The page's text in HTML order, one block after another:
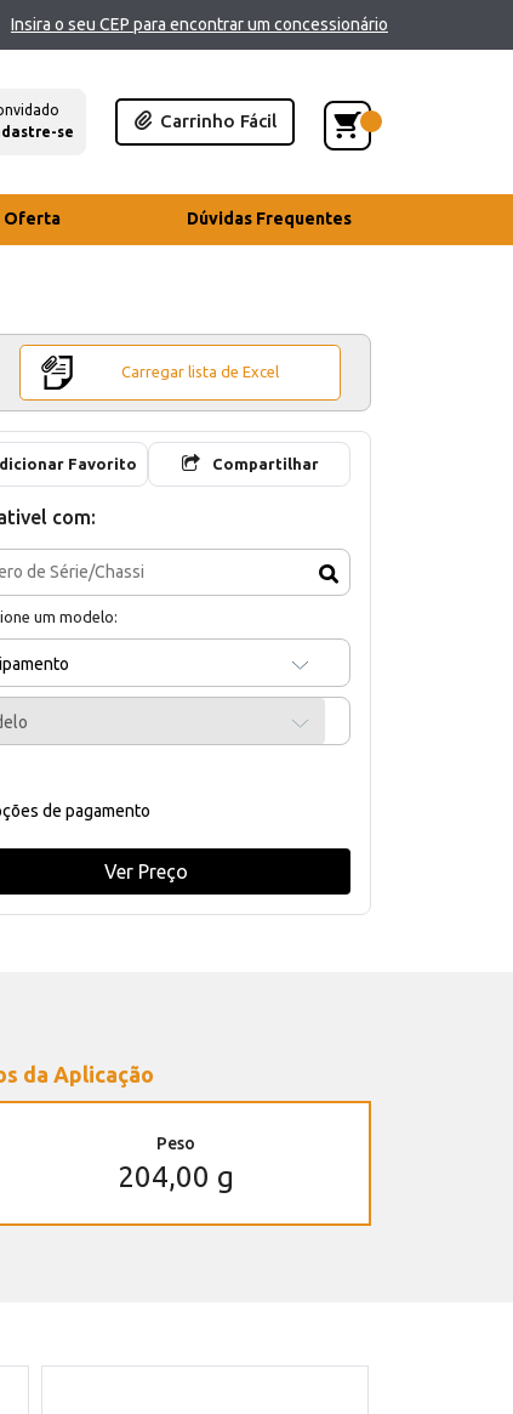
Insira o seu CEP para encontrar um concessionário
se
Carrinho Fácil
Oferta Dúvidas Frequentes
Carregar lista de Excel
Favorito Compartilhar
com:
um modelo:
de pagamento
Ver Preço
da Aplicação
Peso
204,00 g